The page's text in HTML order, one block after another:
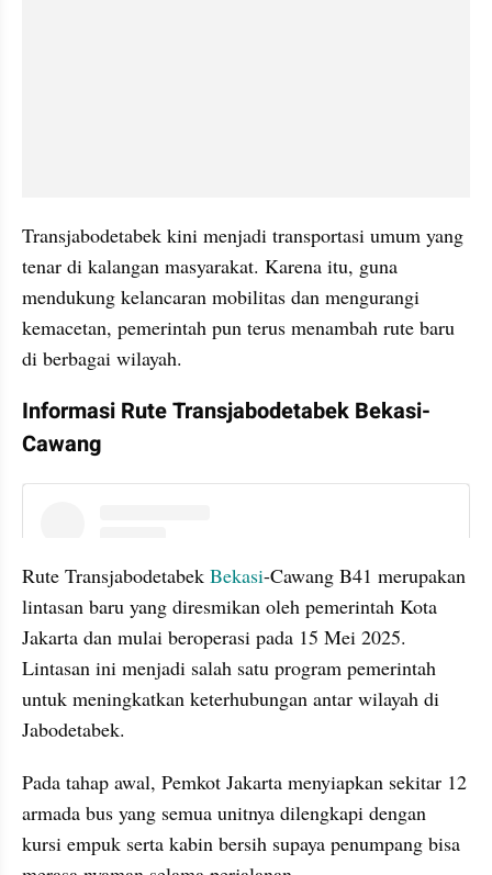
Transjabodetabek kini menjadi transportasi umum yang
tenar di kalangan masyarakat. Karena itu, guna
mendukung kelancaran mobilitas dan mengurangi
kemacetan, pemerintah pun terus menambah rute baru
di berbagai wilayah.
Informasi Rute Transjabodetabek Bekasi-
Cawang
Rute Transjabodetabek Bekasi-Cawang B41 merupakan
lintasan baru yang diresmikan oleh pemerintah Kota
Jakarta dan mulai beroperasi pada 15 Mei 2025.
Lintasan ini menjadi salah satu program pemerintah
untuk meningkatkan keterhubungan antar wilayah di
Jabodetabek.
Pada tahap awal, Pemkot Jakarta menyiapkan sekitar 12
armada bus yang semua unitnya dilengkapi dengan
kursi empuk serta kabin bersih supaya penumpang bisa